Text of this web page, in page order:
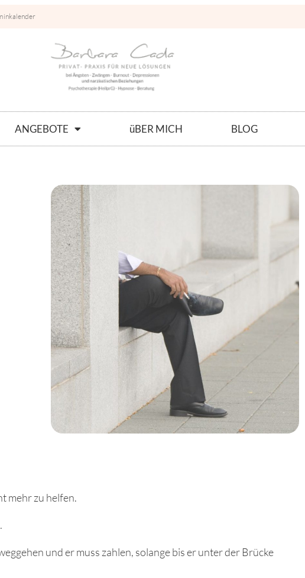
ANGEBOTE üBER MICH BLOG
mehr zu helfen.
und er muss zahlen, solange bis er unter der Brücke